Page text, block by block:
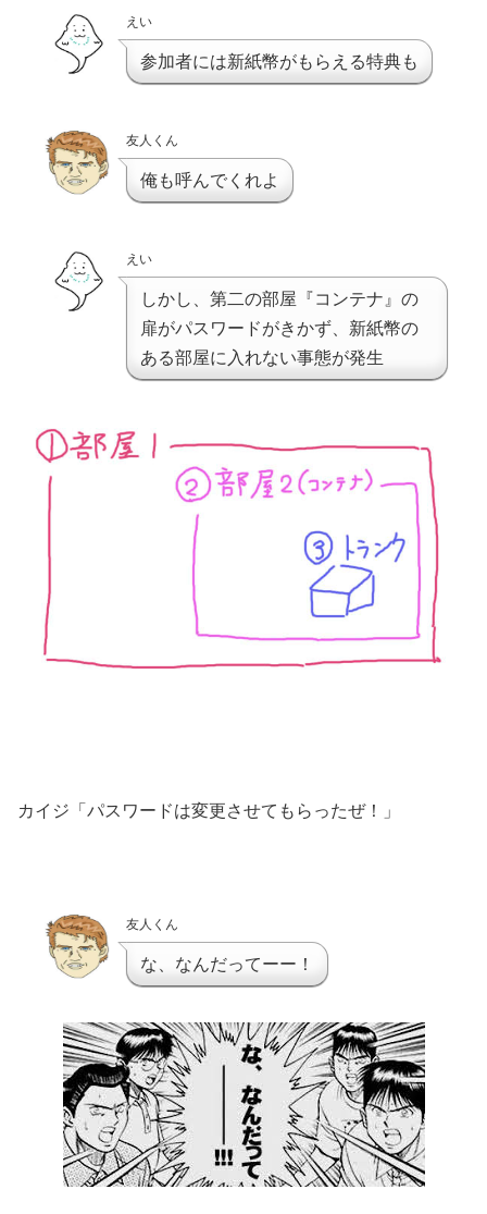
えい
参加者には新紙幣がもらえる特典も
友人くん
俺も呼んでくれよ
えい
しかし、第二の部屋『コンテナ』の
扉がパスワードがきかず、新紙幣の
ある部屋に入れない事態が発生
カイジ「パスワードは変更させてもらったぜ！」
友人くん
な、なんだってーー！